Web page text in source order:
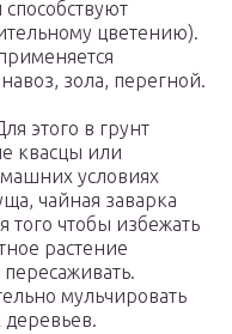
цветению).
зола, перегной.
этого в грунт
квасцы или
условиях
чайная заварка
того чтобы избежать
растение
мульчировать